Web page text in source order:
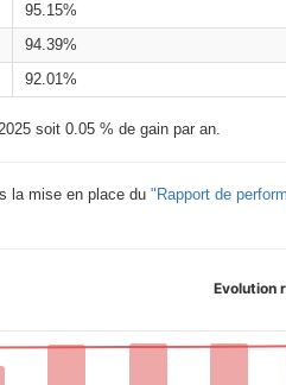
95.15%
94.39%
92.01%
soit 0.05 % de gain par an.
la mise en place du "Rapport de
Evolution